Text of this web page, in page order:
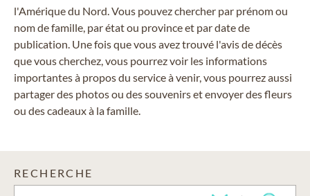
l'Amérique du Nord. Vous pouvez chercher par prénom ou
nom de famille, par état ou province et par date de
publication. Une fois que vous avez trouvé l'avis de décès
que vous cherchez, vous pourrez voir les informations
importantes à propos du service à venir, vous pourrez aussi
partager des photos ou des souvenirs et envoyer des fleurs
ou des cadeaux à la famille.
RECHERCHE